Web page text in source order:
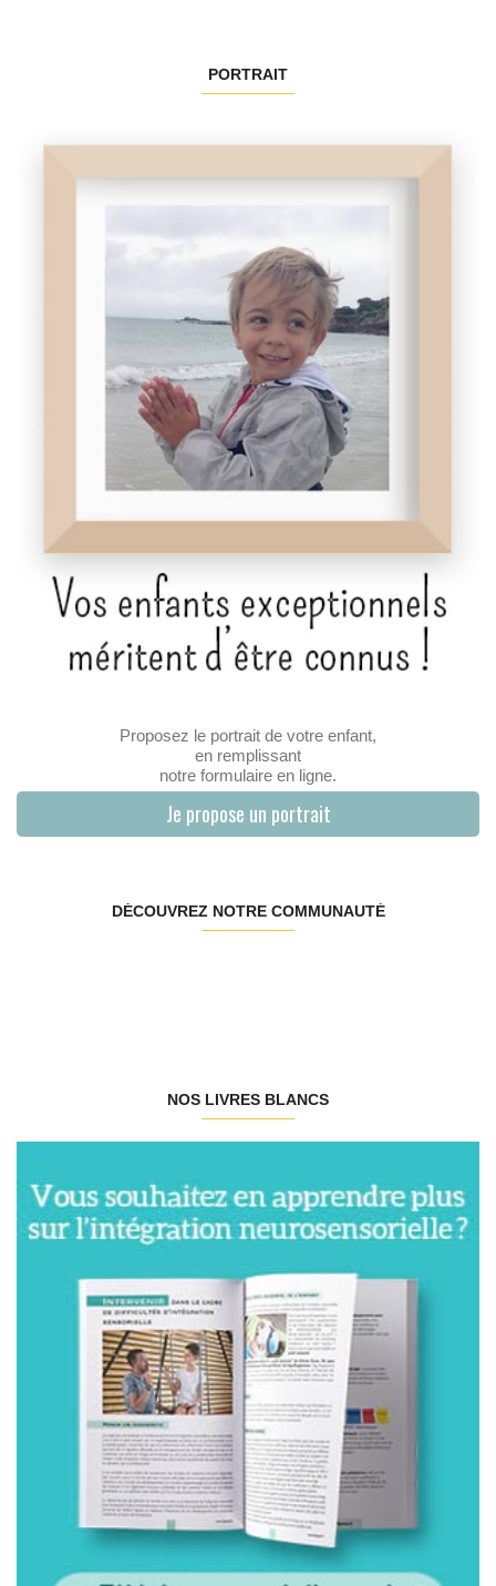
PORTRAIT
Proposez le portrait de votre enfant,
en remplissant
notre formulaire en ligne.
Je propose un portrait
DÉCOUVREZ NOTRE COMMUNAUTÉ
NOS LIVRES BLANCS